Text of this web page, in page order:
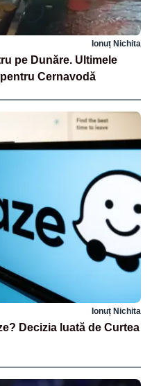
Ionuț Nichita
pe Dunăre. Ultimele
Cernavodă
Ionuț Nichita
Decizia luată de Curtea